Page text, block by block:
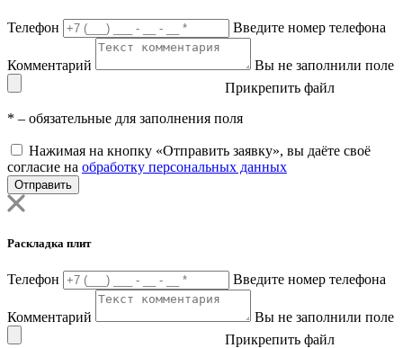
Телефон Введите номер телефона
Комментарий
Вы не заполнили поле
Прикрепить файл
* – обязательные для заполнения поля
Нажимая на кнопку «Отправить заявку», вы даёте своё
согласие на обработку персональных данных
Отправить
Раскладка плит
Телефон Введите номер телефона
Комментарий
Вы не заполнили поле
Прикрепить файл